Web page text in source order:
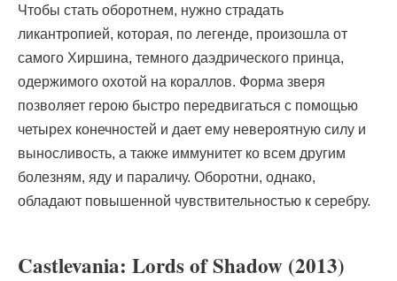
Чтобы стать оборотнем, нужно страдать
ликантропией, которая, по легенде, произошла от
самого Хиршина, темного даэдрического принца,
одержимого охотой на кораллов. Форма зверя
позволяет герою быстро передвигаться с помощью
четырех конечностей и дает ему невероятную силу и
выносливость, а также иммунитет ко всем другим
болезням, яду и параличу. Оборотни, однако,
обладают повышенной чувствительностью к серебру.
Castlevania: Lords of Shadow (2013)